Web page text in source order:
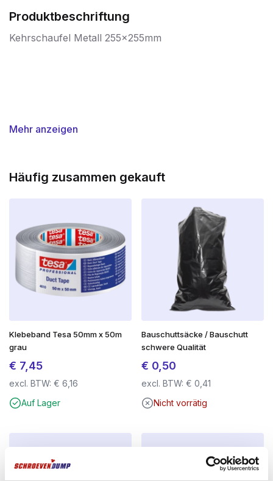
Produktbeschriftung
Kehrschaufel Metall 255x255mm
Mehr anzeigen
Häufig zusammen gekauft
Klebeband Tesa 50mm x 50m
grau
€ 7,45
excl. BTW: € 6,16
Auf Lager
Bauschuttsäcke / Bauschutt
schwere Qualität
€ 0,50
excl. BTW:€ 0,41
Nicht vorrätig